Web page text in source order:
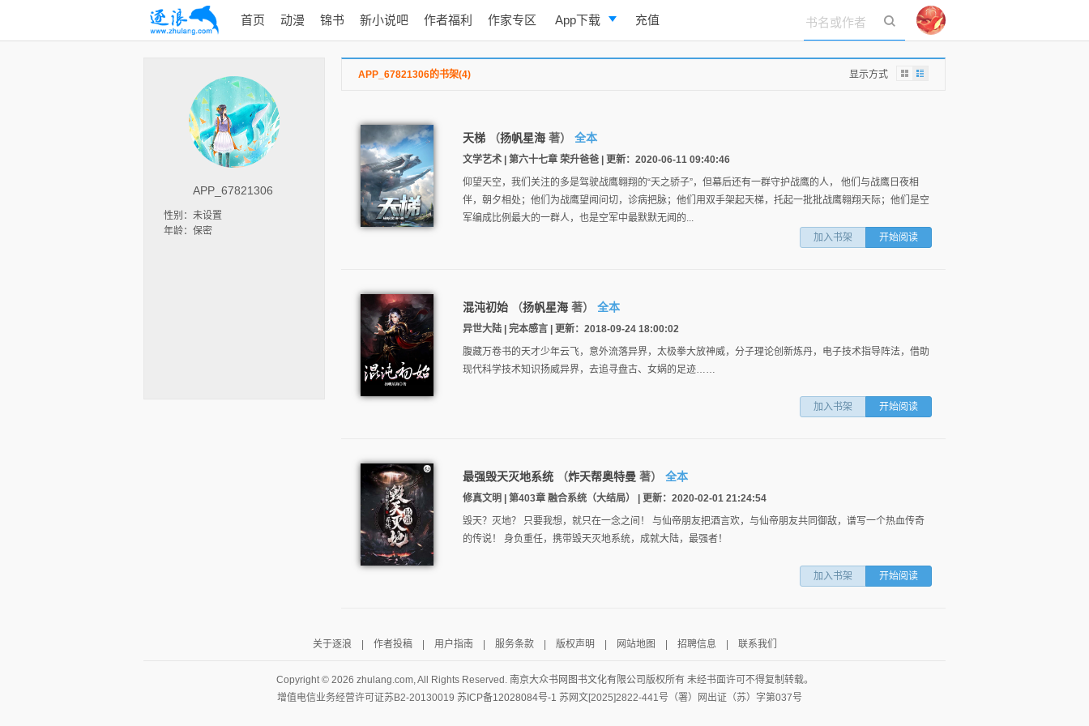
首页 动漫 锦书 新小说吧 作者福利 作家专区 App下载
逐浪小说
充值
立即登录
APP_67821306
性别：未设置
年龄：保密
APP_67821306的书架(4) 显示方式
天梯 （扬帆星海 著） 全本
文学艺术 | 第六十七章 荣升爸爸 | 更新：2020-06-11 09:40:46
仰望天空，我们关注的多是驾驶战鹰翱翔的“天之骄子”，但幕后还有一群守护战鹰的人， 他们与战鹰日夜相
伴，朝夕相处；他们为战鹰望闻问切，诊病把脉；他们用双手架起天梯，托起一批批战鹰翱翔天际；他们是空
军编成比例最大的一群人，也是空军中最默默无闻的...
加入书架
开始阅读
混沌初始 （扬帆星海 著） 全本
异世大陆 | 完本感言 | 更新：2018-09-24 18:00:02
腹藏万卷书的天才少年云飞，意外流落异界，太极拳大放神威，分子理论创新炼丹，电子技术指导阵法，借助
现代科学技术知识扬威异界，去追寻盘古、女娲的足迹……
加入书架 开始阅读
最强毁天灭地系统 （炸天帮奥特曼 著） 全本
修真文明 | 第403章 融合系统（大结局） | 更新：2020-02-01 21:24:54
毁天？灭地？ 只要我想，就只在一念之间！ 与仙帝朋友把酒言欢，与仙帝朋友共同御敌，谱写一个热血传奇
的传说！ 身负重任，携带毁天灭地系统，成就大陆，最强者！
加入书架 开始阅读
关于逐浪 作者投稿| 用户指南 服务条款| 版权声明 网站地图 招聘信息 联系我们
Copyright © 2026 zhulang.com, All Rights Reserved. 南京大众书网图书文化有限公司 版权所有 未经书面许可不得复制转载。
增值电信业务经营许可证苏B2-20130019 苏ICP备12028084号-1 苏网文[2025]2822-441号（署）网出证（苏）字第037号